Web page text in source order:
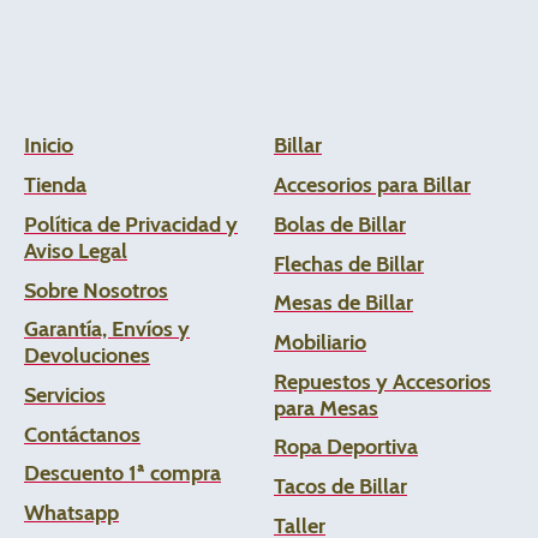
Inicio
Tienda
Política de Privacidad y
Aviso Legal
Sobre Nosotros
Garantía, Envíos y
Devoluciones
Servicios
Contáctanos
Descuento 1ª compra
Whatsapp
Billar
Accesorios para Billar
Bolas de Billar
Flechas de Billar
Mesas de Billar
Mobiliario
Repuestos y Accesorios
para Mesas
Ropa Deportiva
Tacos de Billar
Taller